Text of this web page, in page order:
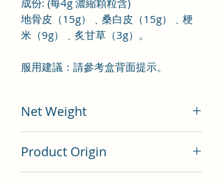
地骨皮（15g）﹑桑白皮（15g）﹑梗
米（9g）﹑炙甘草（3g） 。
服用建議：請參考盒背面提示。
Net Weight
Product Origin